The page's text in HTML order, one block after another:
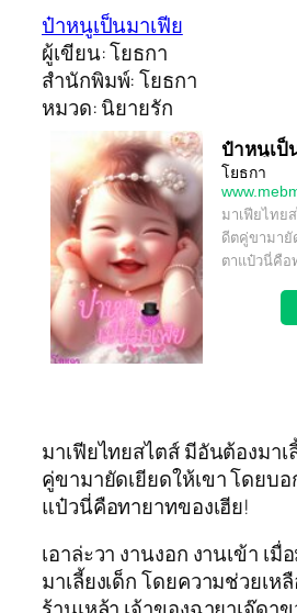
ป๋าหนูเป็นมาเฟีย
ผู้เขียน: โยธกา
สำนักพิมพ์: โยธกา
หมวด: นิยายรัก
มาเฟียไทยสไตส์ มีอันต้องมา
คู่ขามายัดเยียดให้เขา โดยบ
แป๋วนี่คือทายาทของเฮีย!
เอาล่ะวา งานงอก งานเข้า เมื่
มาเลี้ยงเด็ก โดยความช่วยเห